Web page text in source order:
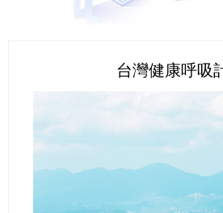
台灣健康呼吸